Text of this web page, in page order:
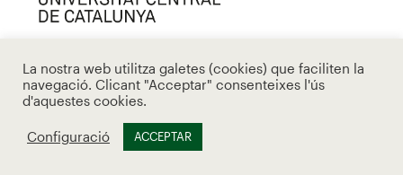
La nostra web utilitza galetes (cookies) que faciliten la
navegació. Clicant "Acceptar" consenteixes l'ús
d'aquestes cookies.
Configuració ACCEPTAR